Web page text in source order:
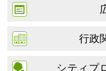
行政
シティプ